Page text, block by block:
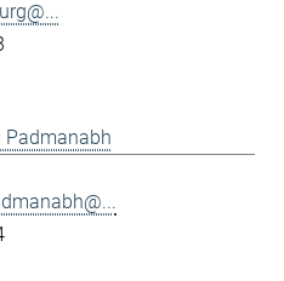
Padmanabh